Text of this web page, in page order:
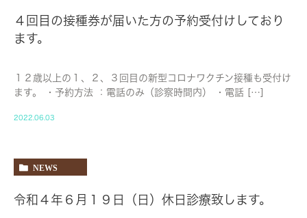
４回目の接種券が届いた方の予約受付けしており
ます。
１２歳以上の１、２、３回目の新型コロナワクチン接種も受付け
ます。 ・予約方法 ：電話のみ（診察時間内） ・電話 […]
2022.06.03
NEWS
令和４年６月１９日（日）休日診療致します。